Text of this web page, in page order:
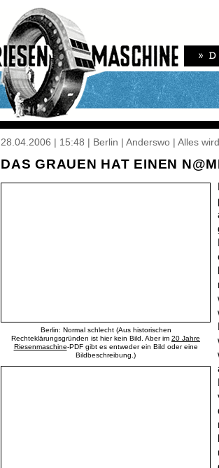
28.04.2006 | 15:48 | Berlin | Anderswo | Alles
DAS GRAUEN HAT EINEN
Berlin: Normal schlecht (Aus historischen
Rechteklärungsgründen ist hier kein Bild. Aber im 20 Jahre
Riesenmaschine-PDF gibt es entweder ein Bild oder eine
Bildbeschreibung.)